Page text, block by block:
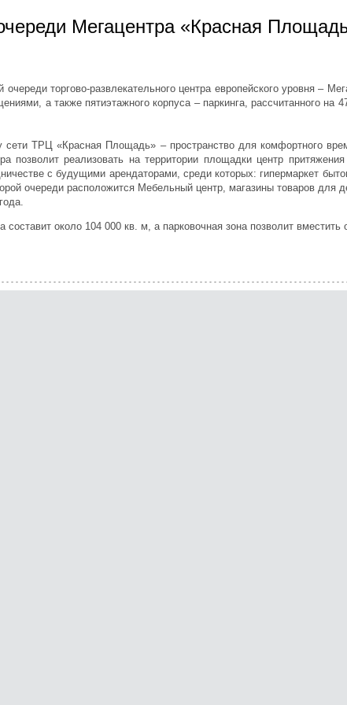
Мегацентра «Красная
очереди торгово-развлекательного центра европейского уровня –
а также пятиэтажного корпуса – паркинга, рассчитанного
сети ТРЦ «Красная Площадь» – пространство для комфортного
позволит реализовать на территории площадки центр
с будущими арендаторами, среди которых: гипермаркет
очереди расположится Мебельный центр, магазины товаров для
около 104 000 кв. м, а парковочная зона позволит вместить